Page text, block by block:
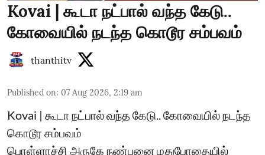
Kovai | கூடா நட்பால் வந்த கேடு..
கோவையில் நடந்த கொடூர சம்பவம்
thanthitv
Published on: 07 Aug 2026, 2:19 am
Kovai | கூடா நட்பால் வந்த கேடு.. கோவையில் நடந்த
கொடூர சம்பவம்
பொள்ளாச்சி அருகே நண்பனை மதுபோதையில்